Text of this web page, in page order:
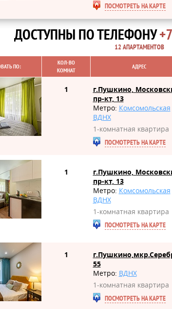
ПОСМОТРЕТЬ НА КАРТЕ
ДОСТУПНЫ ПО ТЕЛЕФОНУ
12 АПАРТАМЕНТОВ
ПО:
КОЛ-ВО
КОМНАТ
АДРЕС
1
г.Пушкино,
пр-кт, 13
Метро: Комсомольская
ВДНХ
1-комнатная квартира
ПОСМОТРЕТЬ НА КАРТЕ
1
г.Пушкино,
пр-кт, 13
Метро: Комсомольская
ВДНХ
1-комнатная квартира
ПОСМОТРЕТЬ НА КАРТЕ
1
55
Метро: ВДНХ
1-комнатная квартира
ПОСМОТРЕТЬ НА КАРТЕ